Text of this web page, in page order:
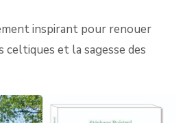
inspirant pour renouer
celtiques et la sagesse des